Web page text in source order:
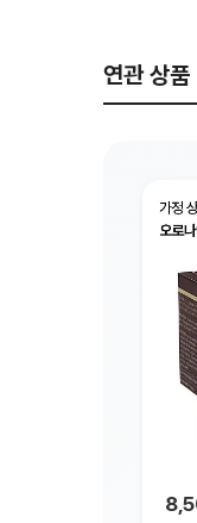
연관 상품